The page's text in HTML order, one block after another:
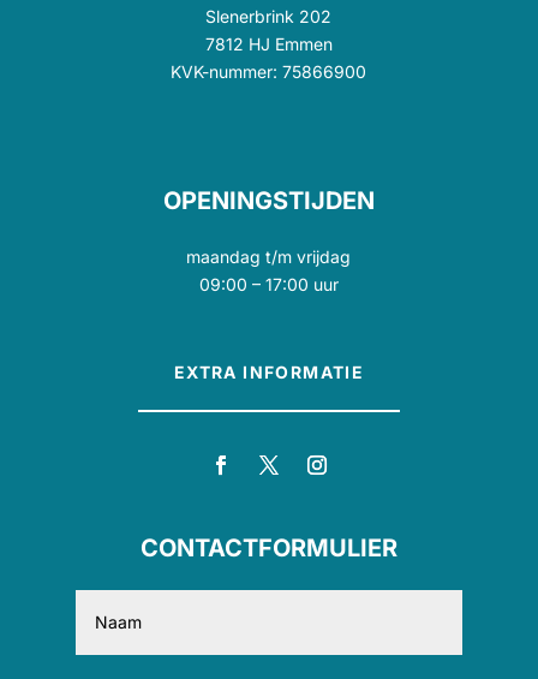
Slenerbrink 202
7812 HJ Emmen
KVK-nummer: 75866900
OPENINGSTIJDEN
maandag t/m vrijdag
09:00 – 17:00 uur
EXTRA INFORMATIE
CONTACTFORMULIER